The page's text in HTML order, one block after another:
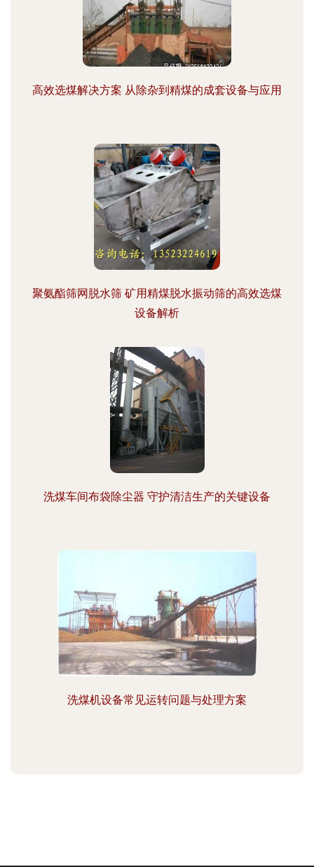
高效选煤解决方案 从除杂到精煤的成套设备与应用
聚氨酯筛网脱水筛 矿用精煤脱水振动筛的高效选煤
设备解析
洗煤车间布袋除尘器 守护清洁生产的关键设备
洗煤机设备常见运转问题与处理方案